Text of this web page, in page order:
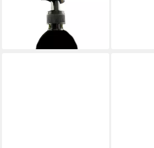
Flüssigseife Aloe Vera
in 6-8 Werktagen bei dir